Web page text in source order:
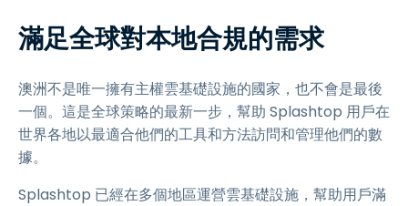
滿足全球對本地合規的需求
澳洲不是唯一擁有主權雲基礎設施的國家，也不會是最後
一個。這是全球策略的最新一步，幫助 Splashtop 用戶在
世界各地以最適合他們的工具和方法訪問和管理他們的數
據。
Splashtop 已經在多個地區運營雲基礎設施，幫助用戶滿